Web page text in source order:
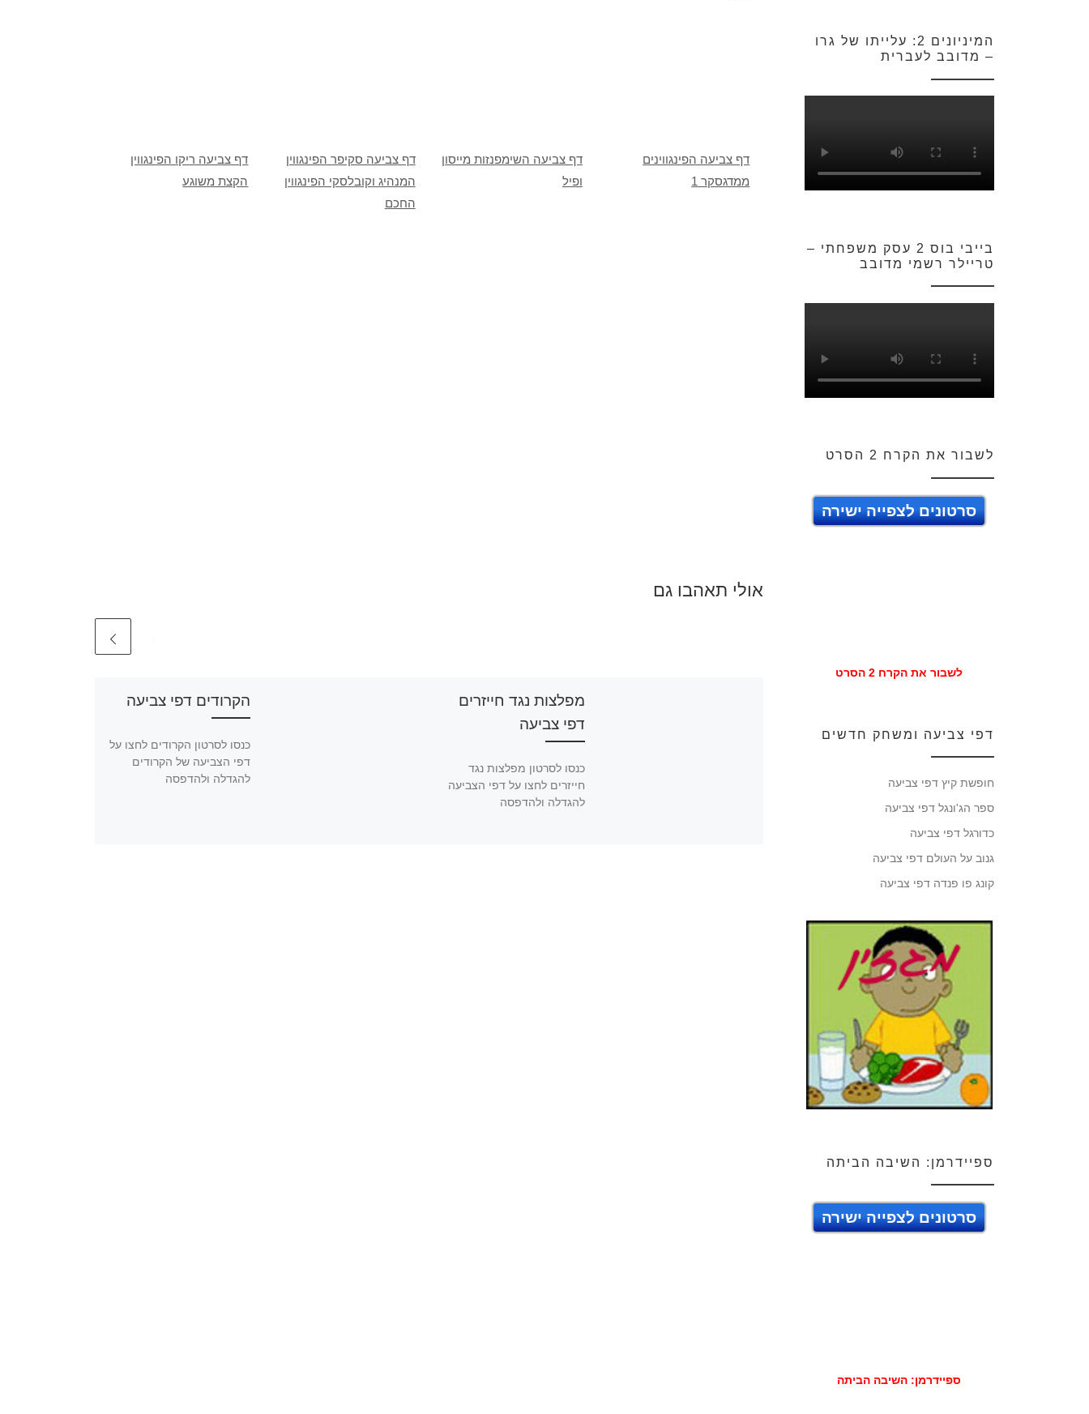
דף צביעה ריקו הפינגווין
הקצת משוגע
דף צביעה סקיפר הפינגווין
המנהיג וקובלסקי הפינגווין
החכם
דף צביעה השימפנזות מייסון
ופיל
דף צביעה הפינגווינים
ממדגסקר 1
אולי תאהבו גם
מפלצות נגד חייזרים
דפי צביעה
כנסו לסרטון מפלצות נגד
חייזרים לחצו על דפי הצביעה
להגדלה ולהדפסה
הקרודים דפי צביעה
כנסו לסרטון הקרודים לחצו על
דפי הצביעה של הקרודים
להגדלה ולהדפסה
המיניונים 2: עלייתו של גרו
– מדובב לעברית
בייבי בוס 2 עסק משפחתי –
טריילר רשמי מדובב
לשבור את הקרח 2 הסרט
סרטונים לצפייה ישירה
לשבור את הקרח 2 הסרט
דפי צביעה ומשחק חדשים
חופשת קיץ דפי צביעה
ספר הג'ונגל דפי צביעה
כדורגל דפי צביעה
גנוב על העולם דפי צביעה
קונג פו פנדה דפי צביעה
ספיידרמן: השיבה הביתה
סרטונים לצפייה ישירה
ספיידרמן: השיבה הביתה